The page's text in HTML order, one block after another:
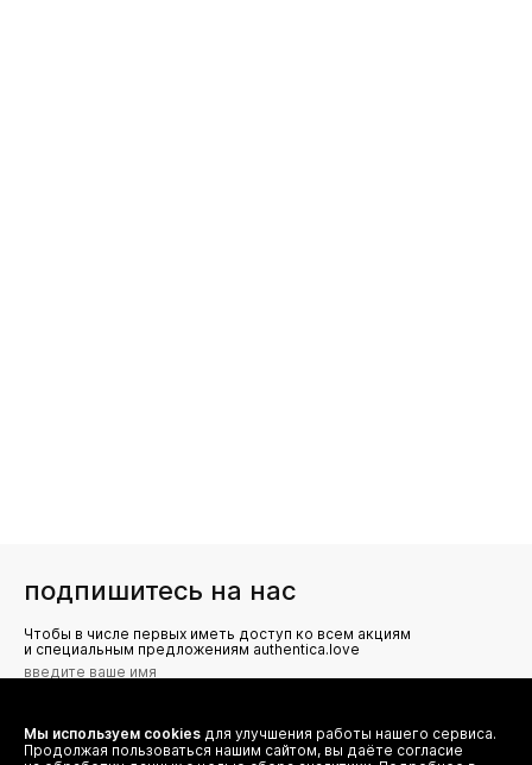
подпишитесь на нас
Чтобы в числе первых иметь доступ ко всем акциям
и специальным предложениям authentica.love
Я даю согласие на сбор, обработку и хранение моих
персональных данных (имя, email, телефон) для получения
Мы используем cookies для улучшения работы нашего сервиса.
Продолжая пользоваться нашим сайтом, вы даёте согласие